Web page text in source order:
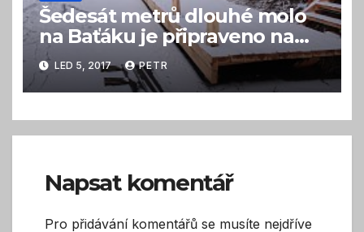
Šedesát metrů dlouhé molo
na Baťáku je připraveno na
první lodě a houseboaty
LED 5, 2017 PETR
Napsat komentář
Pro přidávání komentářů se musíte nejdříve